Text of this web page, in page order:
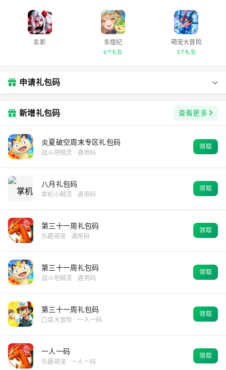
玄影 东煌纪
6个礼包
萌宠大冒险
5个礼包
申请礼包码
新增礼包码 查看更多
炎夏破空​周末专区礼包码
战斗吧精灵 · 通用码
领取
八月礼包码
掌机小精灵 · 通用码
领取
第三十一周礼包码
乐趣萌宠 · 通用码
领取
第三十一周礼包码
战斗吧精灵 · 通用码
领取
第三十一周礼包码
口袋大冒险 · 一人一码
领取
一人一码
乐趣萌宠 · 一人一码
领取